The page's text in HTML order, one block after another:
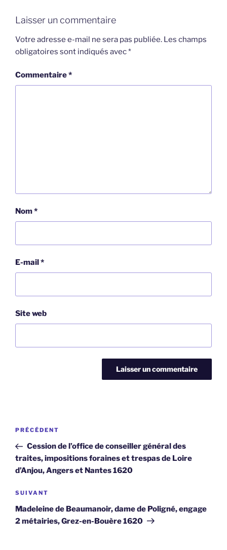
Laisser un commentaire
Votre adresse e-mail ne sera pas publiée. Les champs
obligatoires sont indiqués avec*
Commentaire*
Nom*
E-mail*
Site web
Navigation
l’article
Article
précédent
PRÉCÉDENT
Cession de l’office de conseiller général des
traites, impositions foraines et trespas de Loire
d’Anjou, Angers et Nantes 1620
Article
suivant
SUIVANT
Madeleine de Beaumanoir, dame de Poligné, engage
2 métairies, Grez-en-Bouère 1620